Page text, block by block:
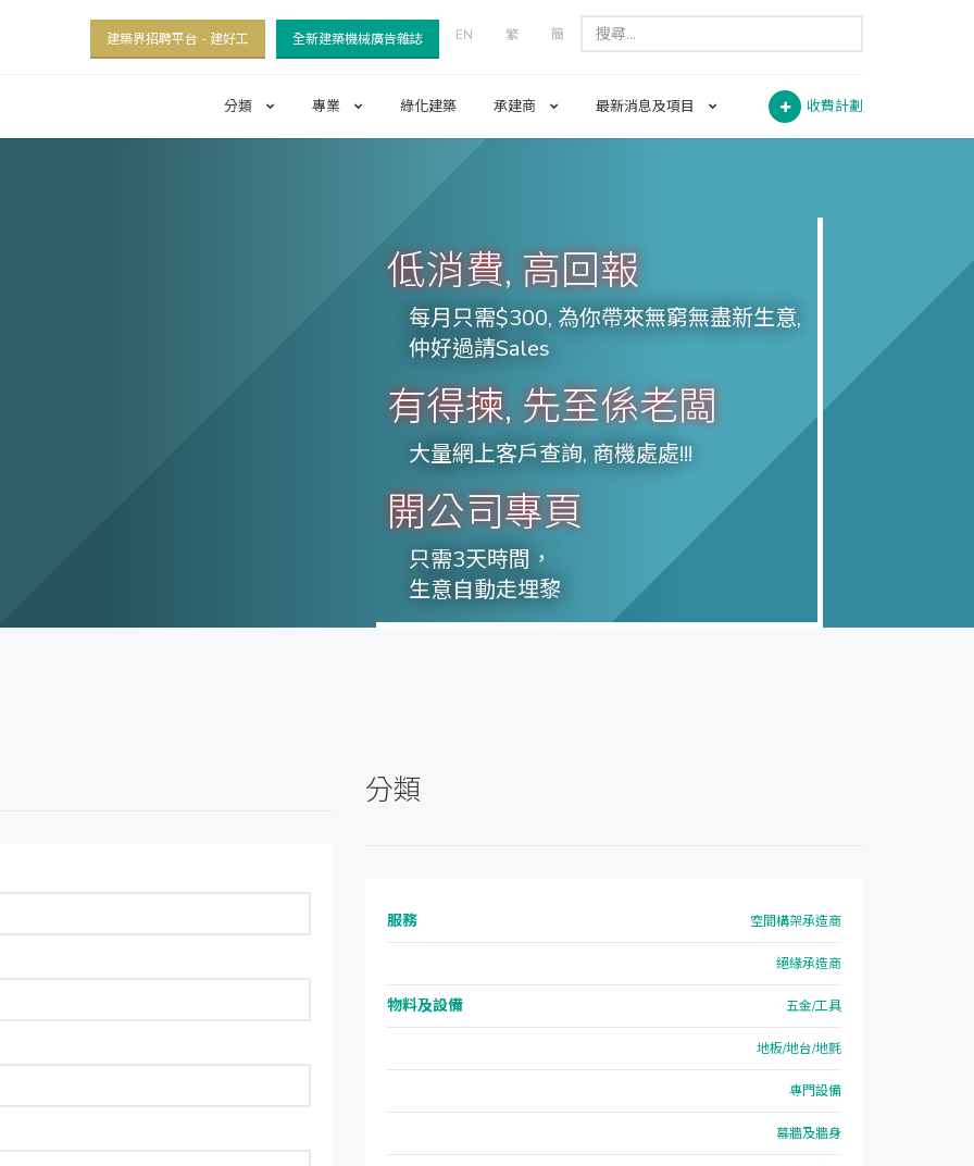
建築界招聘平台 - 建好工 全新建築機械廣告雜誌 EN 繁 簡
收費計劃
分類 專業 綠化建築 承建商 最新消息及項目
低消費, 高回報
每月只需$300, 為你帶來無窮無盡新生意,
仲好過請Sales
有得揀, 先至係老闆
大量網上客戶查詢, 商機處處!!!
開公司專頁
只需3天時間，
生意自動走埋黎
分類
服務 空間構架承造商
絕緣承造商
物料及設備 五金/工具
地板/地台/地氈
專門設備
幕牆及牆身